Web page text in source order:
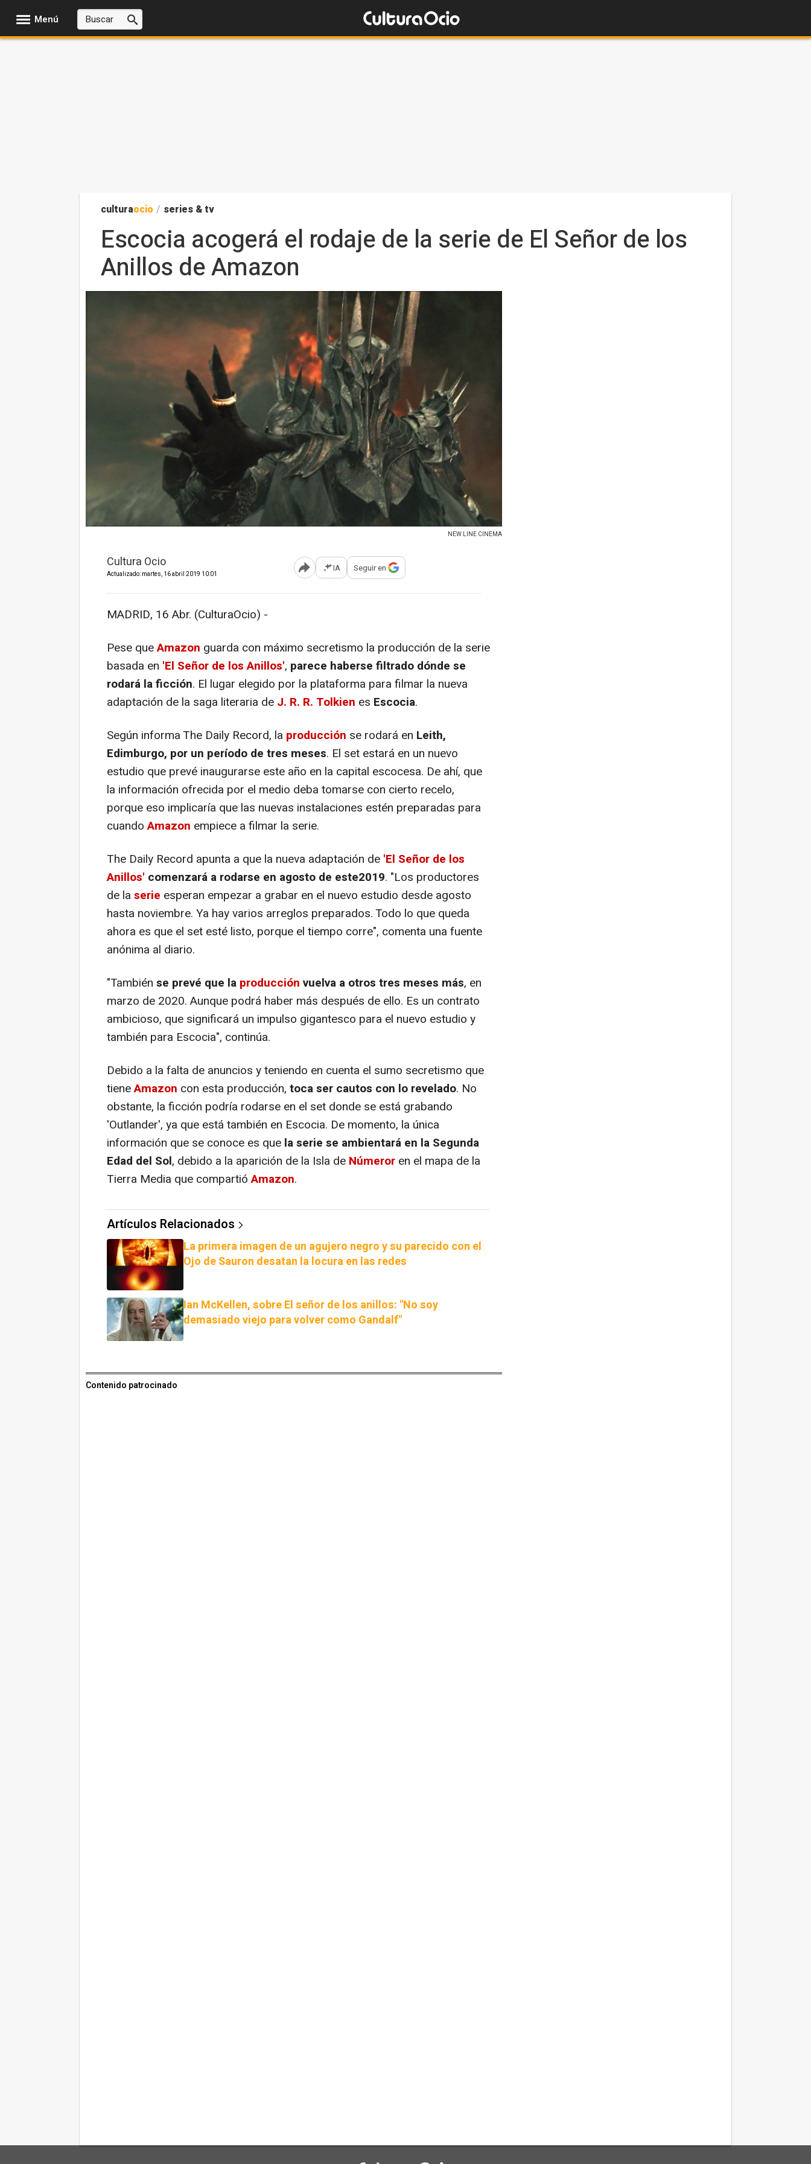
Menú
culturaocio / series & tv
Escocia acogerá el rodaje de la serie de El Señor de los
Anillos de Amazon
NEW LINE CINEMA
Cultura Ocio
Actualizado: martes, 16 abril 2019 10:01 Abrir opciones para compartir
IA Seguir en
MADRID, 16 Abr. (CulturaOcio) -
Pese queAmazon guarda con máximo secretismo la producción de la serie
basada en 'El Señor de los Anillos', parece haberse filtrado dónde se
rodará la ficción. El lugar elegido por la plataforma para filmar la nueva
adaptación de la saga literaria de J. R. R. Tolkien es Escocia.
Según informa The Daily Record, la producción se rodará en Leith,
Edimburgo, por un período de tres meses. El set estará en un nuevo
estudio que prevé inaugurarse este año en la capital escocesa. De ahí, que
la información ofrecida por el medio deba tomarse con cierto recelo,
porque eso implicaría que las nuevas instalaciones estén preparadas para
cuandoAmazon empiece a filmar la serie.
The Daily Record apunta a que la nueva adaptación de 'El Señor de los
Anillos' comenzará a rodarse en agosto de este2019. "Los productores
de la serie esperan empezar a grabar en el nuevo estudio desde agosto
hasta noviembre. Ya hay varios arreglos preparados. Todo lo que queda
ahora es que el set esté listo, porque el tiempo corre", comenta una fuente
anónima al diario.
"También se prevé que la producción vuelva a otros tres meses más, en
marzo de 2020. Aunque podrá haber más después de ello. Es un contrato
ambicioso, que significará un impulso gigantesco para el nuevo estudio y
también para Escocia", continúa.
Debido a la falta de anuncios y teniendo en cuenta el sumo secretismo que
tieneAmazon con esta producción, toca ser cautos con lo revelado. No
obstante, la ficción podría rodarse en el set donde se está grabando
'Outlander', ya que está también en Escocia. De momento, la única
información que se conoce es que la serie se ambientará en la Segunda
Edad del Sol, debido a la aparición de la Isla de Númeror en el mapa de la
Tierra Media que compartióAmazon.
Artículos Relacionados
La primera imagen de un agujero negro y su parecido con el
Ojo de Sauron desatan la locura en las redes
Ian McKellen, sobre El señor de los anillos: "No soy
demasiado viejo para volver como Gandalf"
Contenido patrocinado